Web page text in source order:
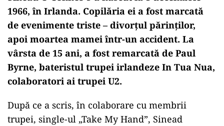
1966, în Irlanda. Copilăria ei a fost marcată
de evenimente triste – divorţul părinţilor,
apoi moartea mamei într-un accident. La
vârsta de 15 ani, a fost remarcată de Paul
Byrne, bateristul trupei irlandeze In Tua Nua,
colaboratori ai trupei U2.
După ce a scris, în colaborare cu membrii
trupei, single-ul „Take My Hand”, Sinead